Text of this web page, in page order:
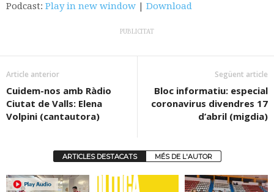
Podcast: Play in new window | Download
PUBLICITAT
Article anterior
Cuidem-nos amb Ràdio
Ciutat de Valls: Elena
Volpini (cantautora)
Següent article
Bloc informatiu: especial
coronavirus divendres 17
d’abril (migdia)
ARTICLES DESTACATS MÉS DE L'AUTOR